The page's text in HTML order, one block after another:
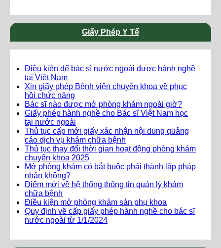
Giấy Phép Y Tế
Điều kiện để bác sĩ nước ngoài được hành nghề
tại Việt Nam
Xin giấy phép Bệnh viện chuyên khoa về phục
hồi chức năng
Bác sĩ nào được mở phòng khám ngoài giờ?
Giấy phép hành nghề cho Bác sĩ Việt Nam học
tại nước ngoài
Thủ tục cấp mới giấy xác nhận nội dung quảng
cáo dịch vụ khám chữa bệnh
Thủ tục thay đổi thời gian hoạt động phòng khám
chuyên khoa 2025
Mở phòng khám có bắt buộc phải thành lập pháp
nhân không?
Điểm mới về hệ thống thông tin quản lý khám
chữa bệnh
Điều kiện mở phòng khám sản phụ khoa
Quy định về cấp giấy phép hành nghề cho bác sĩ
nước ngoài từ 1/1/2024